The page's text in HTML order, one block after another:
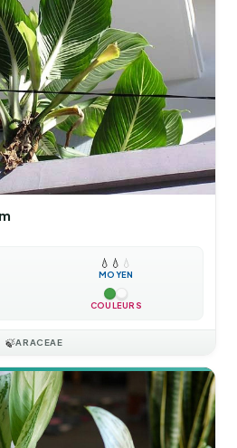
💧 💧 💧
MOYEN
COULEURS
🍃ARACEAE